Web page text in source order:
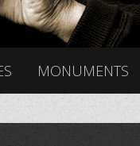
MONUMENTS